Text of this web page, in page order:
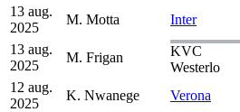
13 aug.
2025
M. Motta Inter
13 aug.
2025
M. Frigan
KVC
Westerlo
12 aug.
2025
K. Nwanege Verona